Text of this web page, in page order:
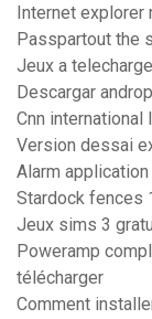
Internet
Passpartout the
Jeux a
Descargar
Cnn
Version dessai
Alarm
Stardock fences
Jeux sims 3
Poweramp
télécharger
Comment